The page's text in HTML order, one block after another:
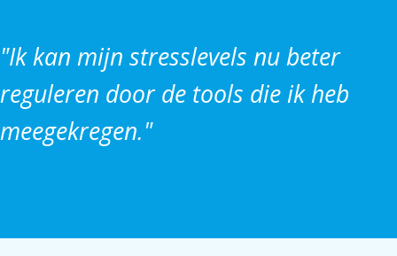
"Ik kan mijn stresslevels nu beter
reguleren door de tools die ik heb
meegekregen."